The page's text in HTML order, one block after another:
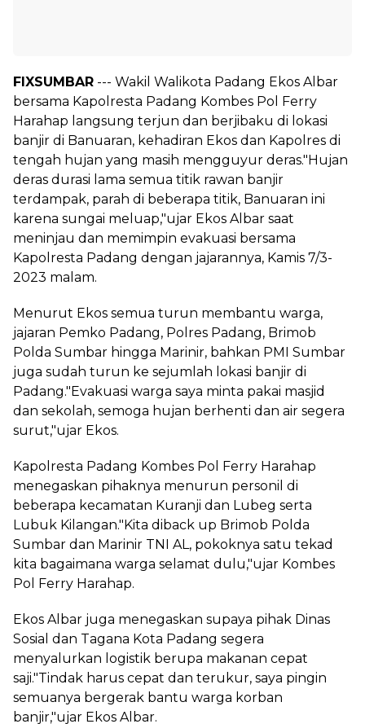
FIXSUMBAR --- Wakil Walikota Padang Ekos Albar
bersama Kapolresta Padang Kombes Pol Ferry
Harahap langsung terjun dan berjibaku di lokasi
banjir di Banuaran, kehadiran Ekos dan Kapolres di
tengah hujan yang masih mengguyur deras."Hujan
deras durasi lama semua titik rawan banjir
terdampak, parah di beberapa titik, Banuaran ini
karena sungai meluap,"ujar Ekos Albar saat
meninjau dan memimpin evakuasi bersama
Kapolresta Padang dengan jajarannya, Kamis 7/3-
2023 malam.
Menurut Ekos semua turun membantu warga,
jajaran Pemko Padang, Polres Padang, Brimob
Polda Sumbar hingga Marinir, bahkan PMI Sumbar
juga sudah turun ke sejumlah lokasi banjir di
Padang."Evakuasi warga saya minta pakai masjid
dan sekolah, semoga hujan berhenti dan air segera
surut,"ujar Ekos.
Kapolresta Padang Kombes Pol Ferry Harahap
menegaskan pihaknya menurun personil di
beberapa kecamatan Kuranji dan Lubeg serta
Lubuk Kilangan."Kita diback up Brimob Polda
Sumbar dan Marinir TNI AL, pokoknya satu tekad
kita bagaimana warga selamat dulu,"ujar Kombes
Pol Ferry Harahap.
Ekos Albar juga menegaskan supaya pihak Dinas
Sosial dan Tagana Kota Padang segera
menyalurkan logistik berupa makanan cepat
saji."Tindak harus cepat dan terukur, saya pingin
semuanya bergerak bantu warga korban
banjir,"ujar Ekos Albar.